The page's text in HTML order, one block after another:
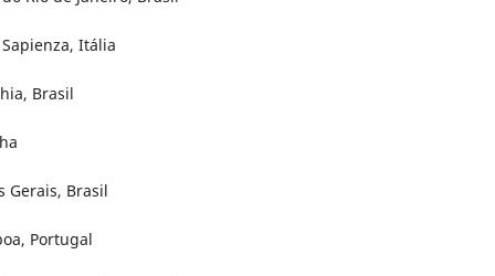
Itália
Brasil
Gerais, Brasil
Portugal